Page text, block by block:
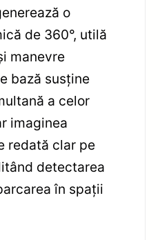
o
de 360°, utilă
manevre
bază susține
a celor
imaginea
redată clar pe
detectarea
în spații